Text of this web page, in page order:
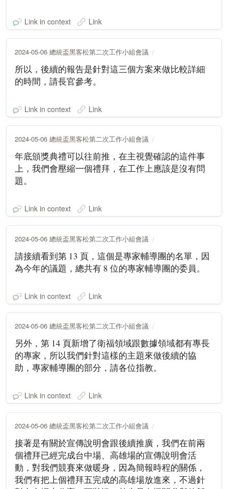
Link in context Link
2024-05-06 總統盃黑客松第二次工作小組會議
所以，後續的報告是針對這三個方案來做比較詳細
的時間，請長官參考。
Link in context Link
2024-05-06 總統盃黑客松第二次工作小組會議
年底頒獎典禮可以往前推，在主視覺確認的這件事
上，我們會壓縮一個禮拜，在工作上應該是沒有問
題。
Link in context Link
2024-05-06 總統盃黑客松第二次工作小組會議
請接續看到第 13 頁，這個是專家輔導團的名單，因
為今年的議題，總共有 8 位的專家輔導團的委員。
Link in context Link
2024-05-06 總統盃黑客松第二次工作小組會議
另外，第 14 頁新增了衛福領域跟數據領域都有專長
的專家，所以我們針對這樣的主題來做後續的協
助，專家輔導團的部分，請各位指教。
Link in context Link
2024-05-06 總統盃黑客松第二次工作小組會議
接著是有關於宣傳說明會跟後續推廣，我們在前兩
個禮拜已經完成台中場、高雄場的宣傳說明會活
動，對我們競賽來做暖身，因為簡報時程的關係，
我們有把上個禮拜五完成的高雄場放進來，不過針